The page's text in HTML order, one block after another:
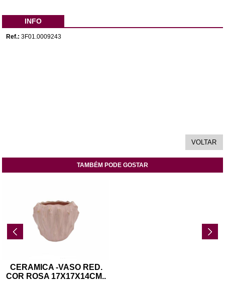
INFO
Ref.: 3F01.0009243
TAMBÉM PODE GOSTAR
CERAMICA -VASO RED.
COR ROSA 17X17X14CM..